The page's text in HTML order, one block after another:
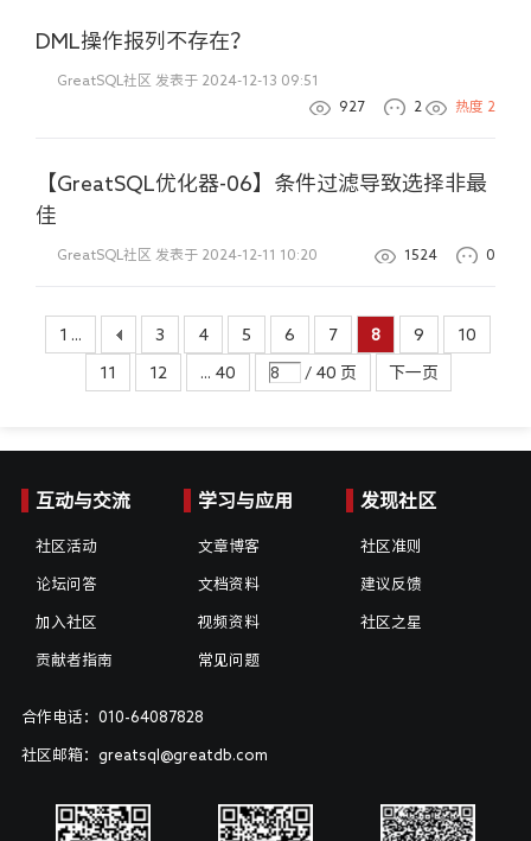
DML操作报列不存在？
GreatSQL社区 发表于 2024-12-13 09:51
927
2 热度 2
【GreatSQL优化器-06】条件过滤导致选择非最
佳
GreatSQL社区 发表于 2024-12-11 10:20 1524 0
1 ... 3 4 5 6 7 8 9 10
11 12 ... 40 / 40 页 下一页
互动与交流
社区活动
论坛问答
加入社区
贡献者指南
学习与应用
文章博客
文档资料
视频资料
常见问题
发现社区
社区准则
建议反馈
社区之星
合作电话：010-64087828
社区邮箱：greatsql@greatdb.com